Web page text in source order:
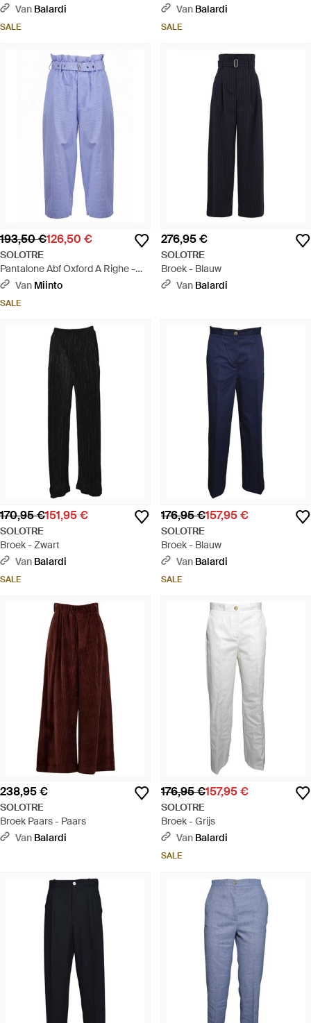
Van Balardi
SALE
Van Balardi
SALE
193,50 €126,50 €
SOLOTRE
Pantalone Abf Oxford A Righe -
Blauw
Van Miinto
SALE
276,95 €
SOLOTRE
Broek - Blauw
Van Balardi
170,95 €151,95 €
SOLOTRE
Broek - Zwart
Van Balardi
SALE
176,95 €157,95 €
SOLOTRE
Broek - Blauw
Van Balardi
SALE
238,95 €
SOLOTRE
Broek Paars - Paars
Van Balardi
176,95 €157,95 €
SOLOTRE
Broek - Grijs
Van Balardi
SALE